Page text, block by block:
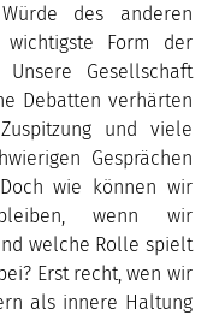
des anderen
Form der
Unsere Gesellschaft
Debatten verhärten
und viele
Gesprächen
wie können wir
wenn wir
welche Rolle spielt
Erst recht, wen wir
als innere Haltung